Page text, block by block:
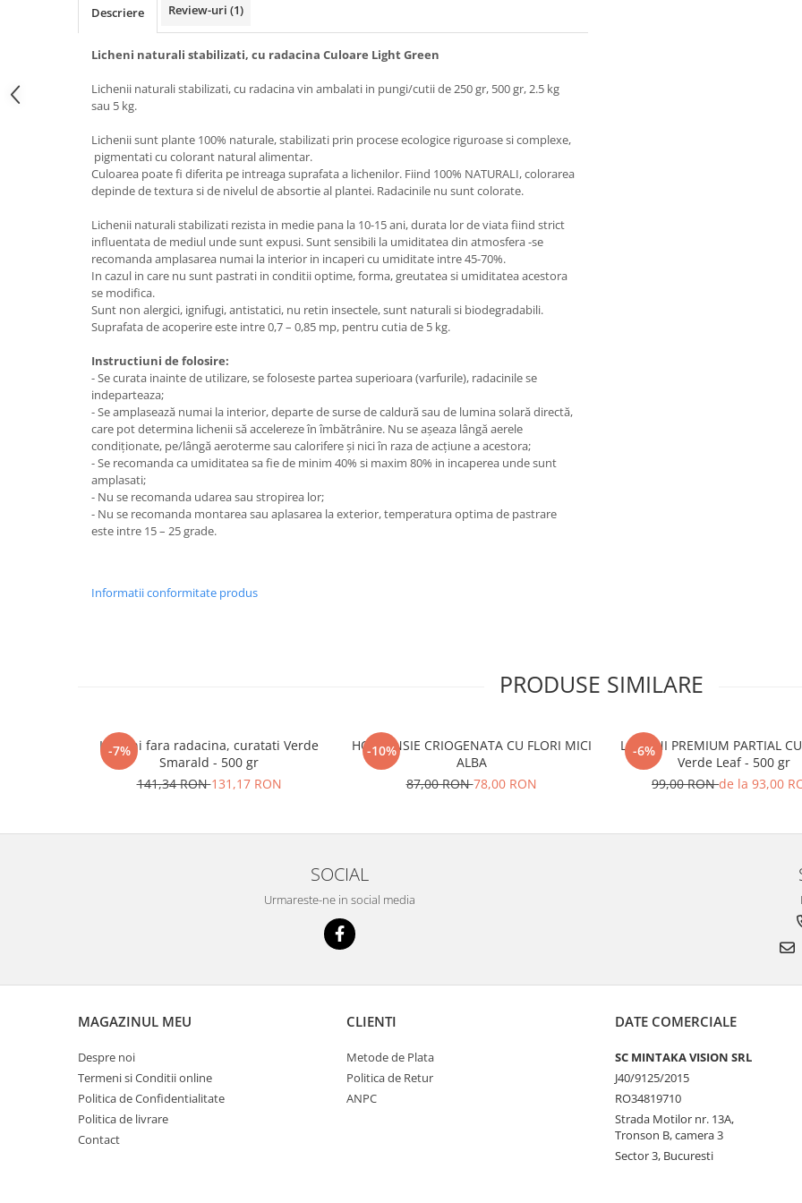
Descriere Review-uri (1)
Licheni naturali stabilizati, cu radacina Culoare Light Green
Lichenii naturali stabilizati, cu radacinavin ambalati in pungi/cutii de 250 gr, 500 gr, 2.5 kg
sau 5 kg.
Lichenii sunt plante 100% naturale, stabilizati prin procese ecologice riguroase si complexe,
pigmentati cu colorant natural alimentar.
Culoarea poate fi diferita pe intreaga suprafata a lichenilor. Fiind 100% NATURALI, colorarea
depinde de textura si de nivelul de absortie al plantei. Radacinile nu sunt colorate.
Lichenii naturali stabilizati rezista in medie pana la 10-15 ani, durata lor de viata fiind strict
influentata de mediul unde sunt expusi. Sunt sensibili la umiditatea din atmosfera -se
recomanda amplasarea numai la interior in incaperi cu umiditate intre 45-70%.
In cazul in care nu sunt pastrati in conditii optime, forma, greutatea si umiditatea acestora
se modifica.
Sunt non alergici, ignifugi, antistatici, nu retin insectele, sunt naturali si biodegradabili.
Suprafata de acoperire este intre 0,7 – 0,85 mp, pentru cutia de 5 kg.
Instructiuni de folosire:
- Se curata inainte de utilizare, se foloseste partea superioara (varfurile), radacinile se
indeparteaza;
- Se amplasează numai la interior, departe de surse de caldură sau de lumina solară directă,
care pot determina lichenii să accelereze în îmbătrânire. Nu se așeaza lângă aerele
condiționate, pe/lângă aeroterme sau calorifere și nici în raza de acțiune a acestora;
- Se recomanda ca umiditatea sa fie de minim 40% si maxim 80% in incaperea unde sunt
amplasati;
- Nu se recomanda udarea sau stropirea lor;
- Nu se recomanda montarea sau aplasarea la exterior, temperatura optima de pastrare
este intre 15 – 25 grade.
Informatii conformitate produs
PRODUSE SIMILARE
-7%
Licheni fara radacina, curatati Verde
Smarald - 500 gr
141,34 RON131,17 RON
-10%
HORTENSIE CRIOGENATA CU FLORI MICI
ALBA
87,00 RON78,00 RON
-6%
LICHENI PREMIUM PARTIAL
Verde Leaf - 500 gr
99,00 RONde la 93,00
SOCIAL
Urmareste-ne in social media
MAGAZINUL MEU
Despre noi
Termeni si Conditii online
Politica de Confidentialitate
Politica de livrare
Contact
CLIENTI
Metode de Plata
Politica de Retur
ANPC
DATE COMERCIALE
SC MINTAKA VISION SRL
J40/9125/2015
RO34819710
Strada Motilor nr. 13A,
Tronson B, camera 3
Sector 3, Bucuresti